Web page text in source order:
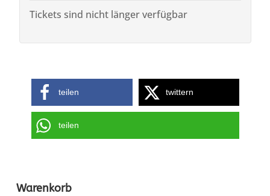
Tickets sind nicht länger verfügbar
teilen twittern
teilen
Warenkorb